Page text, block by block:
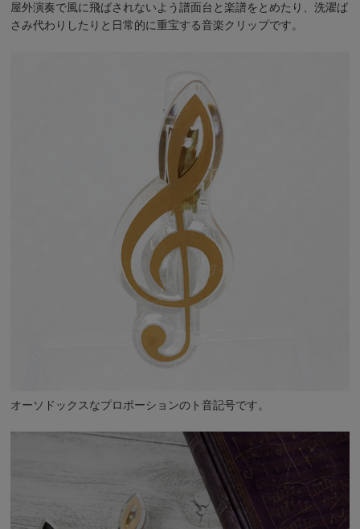
屋外演奏で風に飛ばされないよう譜面台と楽譜をとめたり、洗濯ば
さみ代わりしたりと日常的に重宝する音楽クリップです。
オーソドックスなプロポーションのト音記号です。